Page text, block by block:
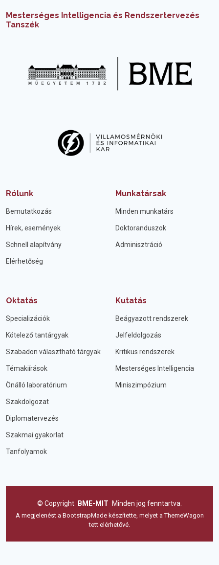
Mesterséges Intelligencia és Rendszertervezés
Tanszék
Rólunk
Bemutatkozás
Hírek, események
Schnell alapítvány
Elérhetőség
Munkatársak
Minden munkatárs
Doktoranduszok
Adminisztráció
Oktatás
Specializációk
Kötelező tantárgyak
Szabadon választható tárgyak
Témakiírások
Önálló laboratórium
Szakdolgozat
Diplomatervezés
Szakmai gyakorlat
Tanfolyamok
Kutatás
Beágyazott rendszerek
Jelfeldolgozás
Kritikus rendszerek
Mesterséges Intelligencia
Miniszimpózium
© Copyright BME-MIT Minden jog fenntartva.
A megjelenést a BootstrapMadekészítette, melyet aThemeWagon
tett elérhetővé.